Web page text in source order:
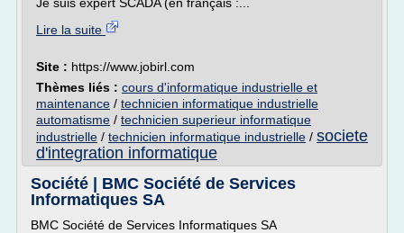
Lire la suite
Site : https://www.jobirl.com
Thèmes liés : cours d'informatique industrielle et
maintenance / technicien informatique industrielle
automatisme / technicien superieur informatique
industrielle / technicien informatique industrielle / societe
d'integration informatique
Société | BMC Société de Services
Informatiques SA
BMC Société de Services Informatiques SA